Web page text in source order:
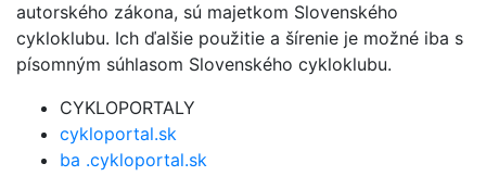
autorského zákona, sú majetkom Slovenského
cykloklubu. Ich ďalšie použitie a šírenie je možné iba s
písomným súhlasom Slovenského cykloklubu.
CYKLOPORTALY
cykloportal.sk
ba .cykloportal.sk